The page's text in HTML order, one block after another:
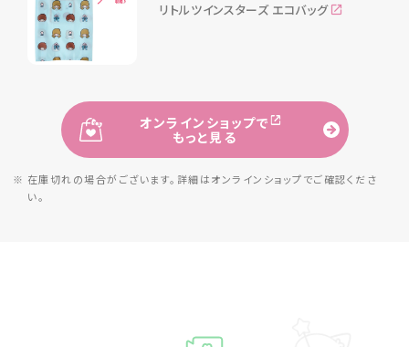
リトルツインスターズ エコバッグ
オンラインショップで
もっと見る
※ 在庫切れの場合がございます。詳細はオンラインショップでご確認くださ
い。